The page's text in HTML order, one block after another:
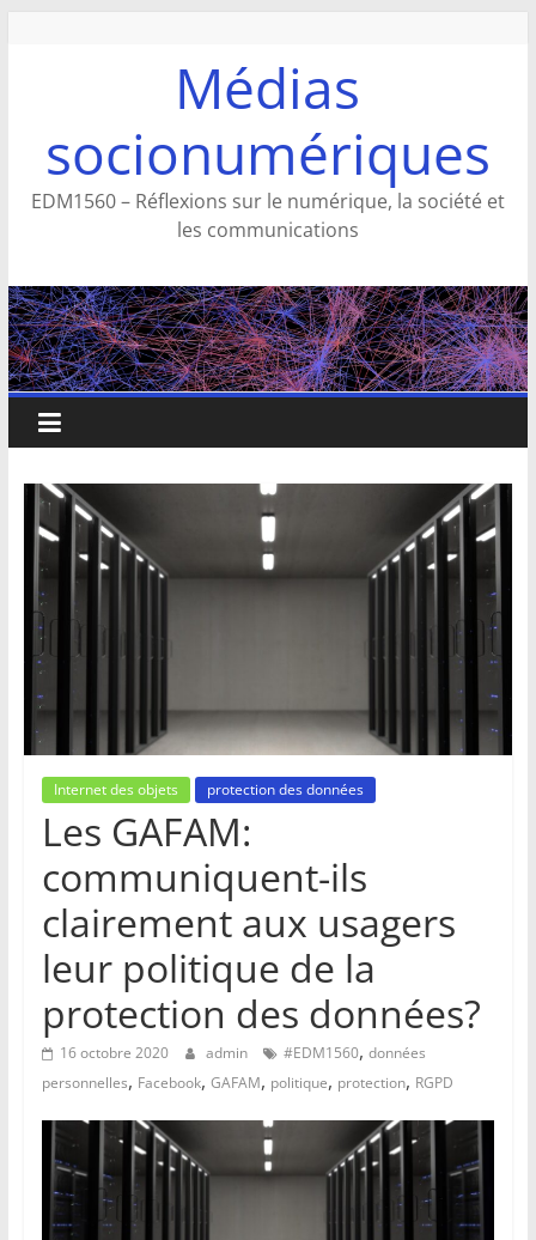
Médias
socionumériques
EDM1560 – Réflexions sur le numérique, la société et
les communications
Internet des objets protection des données
Les GAFAM:
communiquent-ils
clairement aux usagers
leur politique de la
protection des données?
16 octobre 2020 admin #EDM1560, données
personnelles, Facebook, GAFAM, politique, protection, RGPD